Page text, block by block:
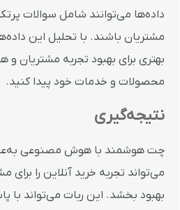
داده‌ها می‌توانند شامل سوالات
مشتریان باشند. با تحلیل این
بهتری برای بهبود تجربه مشتریان
محصولات و خدمات خود پیدا کنید.
نتیجه‌گیری
چت هوشمند با هوش مصنوعی
می‌تواند تجربه خرید آنلاین را
بهبود بخشد. این ربات می‌تواند با